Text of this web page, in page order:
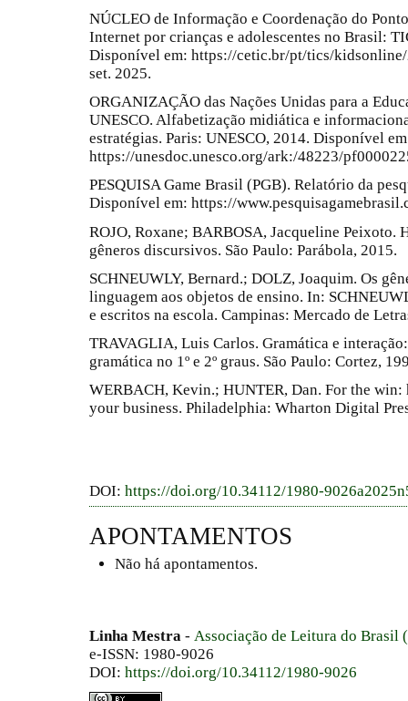
NÚCLEO de Informação e Coordenação do
Internet por crianças e adolescentes no Brasil:
Disponível em: https://cetic.br/pt/tics/
set. 2025.
ORGANIZAÇÃO das Nações Unidas para a
UNESCO. Alfabetização midiática e
estratégias. Paris: UNESCO, 2014. Disponível
https://unesdoc.unesco.org/ark:/48223/
PESQUISA Game Brasil (PGB). Relatório da
Disponível em: https://
ROJO, Roxane; BARBOSA, Jacqueline Peixoto.
gêneros discursivos. São Paulo: Parábola, 2015.
SCHNEUWLY, Bernard.; DOLZ, Joaquim. Os
linguagem aos objetos de ensino. In:
e escritos na escola. Campinas: Mercado de
TRAVAGLIA, Luis Carlos. Gramática e
gramática no 1º e 2º graus. São Paulo: Cortez,
WERBACH, Kevin.; HUNTER, Dan. For the
your business. Philadelphia: Wharton Digital
DOI: https://doi.org/10.34112/1980-
APONTAMENTOS
Não há apontamentos.
Linha Mestra - Associação de Leitura do Brasil
e-ISSN: 1980-9026
DOI: https://doi.org/10.34112/1980-9026